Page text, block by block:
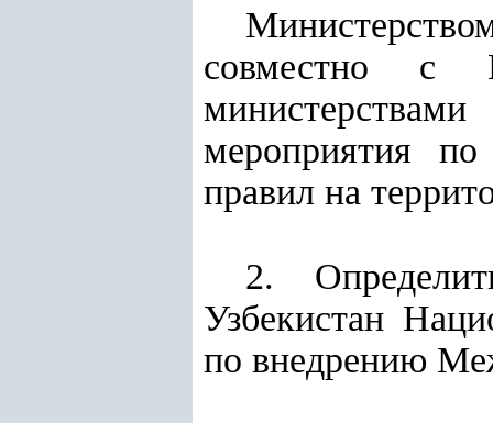
совместно с
мероприятия
правил на
2.
Узбекистан
по внедрению